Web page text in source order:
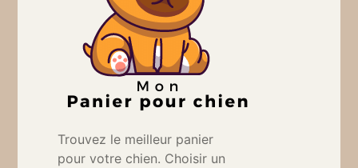
Trouvez le meilleur panier
pour votre chien. Choisir un